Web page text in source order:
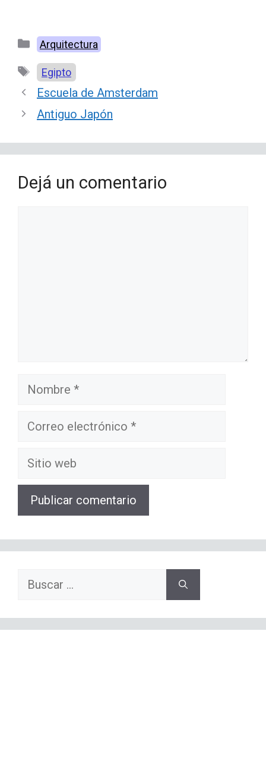
Categorías
Arquitectura
Etiquetas
Egipto
Escuela de Amsterdam
Antiguo Japón
Dejá un comentario
Nombre
Correo
Sitio
Buscar: